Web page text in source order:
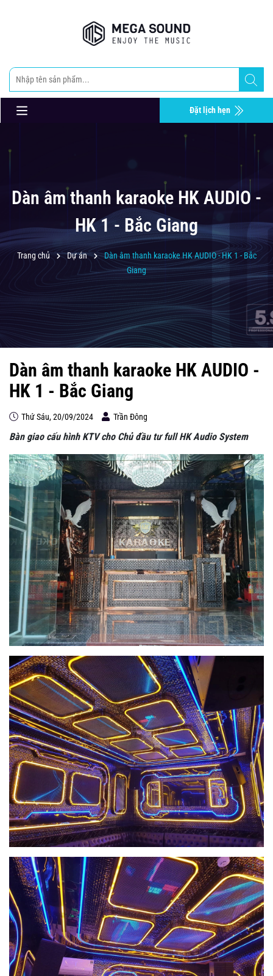
Đặt lịch hẹn
Dàn âm thanh karaoke HK AUDIO -
HK 1 - Bắc Giang
Trang chủ Dự án
Dàn âm thanh karaoke HK AUDIO - HK 1 - Bắc
Giang
Dàn âm thanh karaoke HK AUDIO -
HK 1 - Bắc Giang
Thứ Sáu, 20/09/2024 Trần Đông
Bàn giao cấu hình KTV cho Chủ đầu tư full HK Audio System